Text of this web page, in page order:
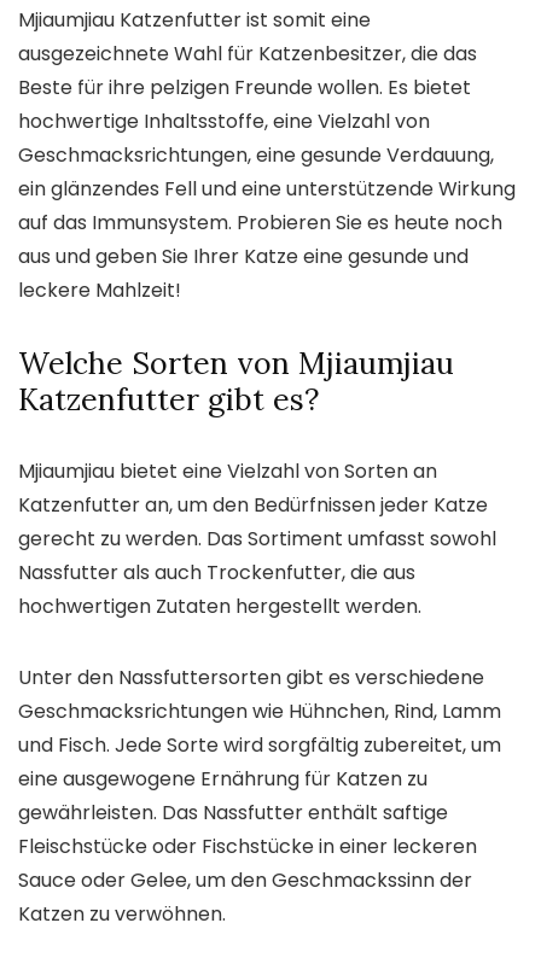
Mjiaumjiau Katzenfutter ist somit eine
ausgezeichnete Wahl für Katzenbesitzer, die das
Beste für ihre pelzigen Freunde wollen. Es bietet
hochwertige Inhaltsstoffe, eine Vielzahl von
Geschmacksrichtungen, eine gesunde Verdauung,
ein glänzendes Fell und eine unterstützende Wirkung
auf das Immunsystem. Probieren Sie es heute noch
aus und geben Sie Ihrer Katze eine gesunde und
leckere Mahlzeit!
Welche Sorten von Mjiaumjiau
Katzenfutter gibt es?
Mjiaumjiau bietet eine Vielzahl von Sorten an
Katzenfutter an, um den Bedürfnissen jeder Katze
gerecht zu werden. Das Sortiment umfasst sowohl
Nassfutter als auch Trockenfutter, die aus
hochwertigen Zutaten hergestellt werden.
Unter den Nassfuttersorten gibt es verschiedene
Geschmacksrichtungen wie Hühnchen, Rind, Lamm
und Fisch. Jede Sorte wird sorgfältig zubereitet, um
eine ausgewogene Ernährung für Katzen zu
gewährleisten. Das Nassfutter enthält saftige
Fleischstücke oder Fischstücke in einer leckeren
Sauce oder Gelee, um den Geschmackssinn der
Katzen zu verwöhnen.